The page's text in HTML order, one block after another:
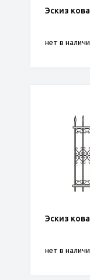
Эскиз
нет в
Эскиз
нет в